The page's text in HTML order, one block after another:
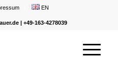
EN
| +49-163-4278039